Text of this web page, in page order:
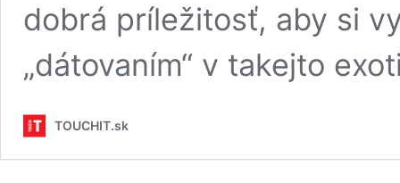
dobrá príležitosť, aby si
„dátovaním“ v takejto
TOUCHIT.sk